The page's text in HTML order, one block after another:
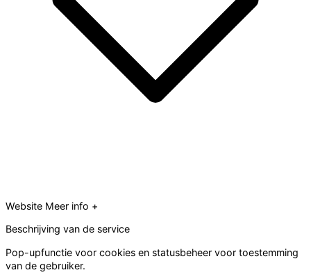
Website Meer info +
Beschrijving van de service
Pop-upfunctie voor cookies en statusbeheer voor toestemming
van de gebruiker.